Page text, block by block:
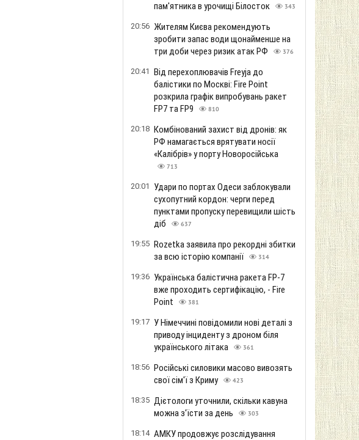
пам'ятника в урочищі Білосток
343
20:56 Жителям Києва рекомендують
зробити запас води щонайменше на
три доби через ризик атак РФ
376
20:41 Від перехоплювачів Freyja до
балістики по Москві: Fire Point
розкрила графік випробувань ракет
FP7 та FP9
810
20:18 Комбінований захист від дронів: як
РФ намагається врятувати носії
«Калібрів» у порту Новоросійська
713
20:01
Удари по портах Одеси заблокували
сухопутний кордон: черги перед
пунктами пропуску перевищили шість
діб
637
19:55 Rozetka заявила про рекордні збитки
за всю історію компанії
314
19:36 Українська балістична ракета FP-7
вже проходить сертифікацію, - Fire
Point
381
19:17 У Німеччині повідомили нові деталі з
приводу інциденту з дроном біля
українського літака
361
18:56 Російські силовики масово вивозять
свої сім'ї з Криму
423
18:35 Дієтологи уточнили, скільки кавуна
можна з'їсти за день
303
18:14 АМКУ продовжує розслідування